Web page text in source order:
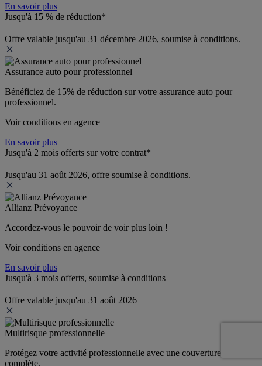
En savoir plus
Jusqu'à 15 % de réduction*
Offre valable jusqu'au 31 décembre 2026, soumise à conditions.
Assurance auto pour professionnel
Bénéficiez de 15% de réduction sur votre assurance auto pour
professionnel.
Voir conditions en agence
En savoir plus
Jusqu'à 2 mois offerts sur votre contrat*
Jusqu'au 31 août 2026, offre soumise à conditions.
Allianz Prévoyance
Accordez-vous le pouvoir de voir plus loin !
Voir conditions en agence
En savoir plus
Jusqu'à 3 mois offerts, soumise à conditions
Offre valable jusqu'au 31 août 2026
Multirisque professionnelle
Protégez votre activité professionnelle avec une couverture
complète.